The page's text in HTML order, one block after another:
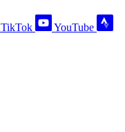
TikTok
YouTube